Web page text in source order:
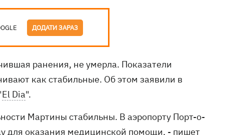
ДОДАТИ ЗАРАЗ
ранения, не умерла. Показатели
как стабильные. Об этом заявили в
El Dia".
Мартины стабильны. В аэропорту Порт-о-
для оказания медицинской помощи, - пишет